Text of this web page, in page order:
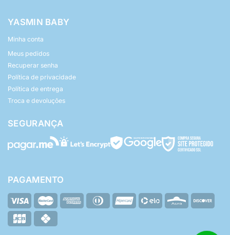
YASMIN BABY
Minha conta
Meus pedidos
Recuperar senha
Política de privacidade
Política de entrega
Troca e devoluções
SEGURANÇA
PAGAMENTO